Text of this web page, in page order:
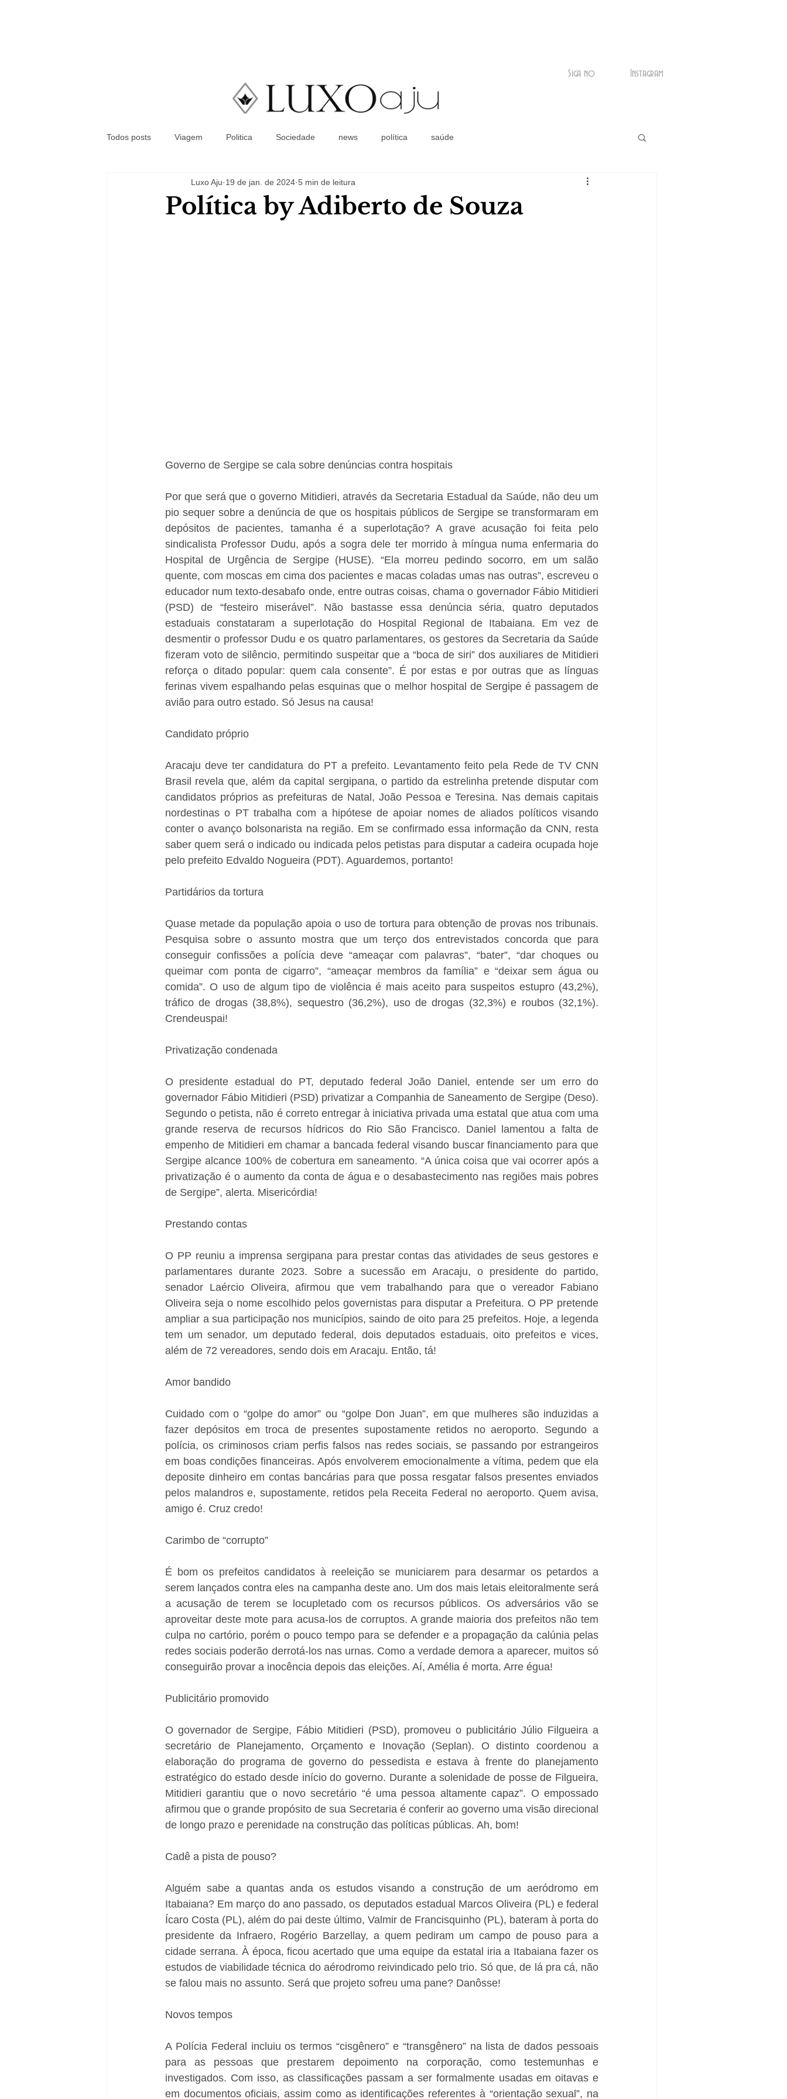
Coluna Social
Siga no Instagram
Todos posts Viagem Politica Sociedade news política saúde
Política by Adiberto de Souza
Luxo Aju 19 de jan. de 2024 5 min de leitura
Governo de Sergipe se cala sobre denúncias contra hospitais
Por que será que o governo Mitidieri, através da Secretaria Estadual da Saúde, não deu um
pio sequer sobre a denúncia de que os hospitais públicos de Sergipe se transformaram em
depósitos de pacientes, tamanha é a superlotação? A grave acusação foi feita pelo
sindicalista Professor Dudu, após a sogra dele ter morrido à míngua numa enfermaria do
Hospital de Urgência de Sergipe (HUSE). “Ela morreu pedindo socorro, em um salão
quente, com moscas em cima dos pacientes e macas coladas umas nas outras”, escreveu o
educador num texto-desabafo onde, entre outras coisas, chama o governador Fábio Mitidieri
(PSD) de “festeiro miserável”. Não bastasse essa denúncia séria, quatro deputados
estaduais constataram a superlotação do Hospital Regional de Itabaiana. Em vez de
desmentir o professor Dudu e os quatro parlamentares, os gestores da Secretaria da Saúde
fizeram voto de silêncio, permitindo suspeitar que a “boca de siri” dos auxiliares de Mitidieri
reforça o ditado popular: quem cala consente”. É por estas e por outras que as línguas
ferinas vivem espalhando pelas esquinas que o melhor hospital de Sergipe é passagem de
avião para outro estado. Só Jesus na causa!
Candidato próprio
Aracaju deve ter candidatura do PT a prefeito. Levantamento feito pela Rede de TV CNN
Brasil revela que, além da capital sergipana, o partido da estrelinha pretende disputar com
candidatos próprios as prefeituras de Natal, João Pessoa e Teresina. Nas demais capitais
nordestinas o PT trabalha com a hipótese de apoiar nomes de aliados políticos visando
conter o avanço bolsonarista na região. Em se confirmado essa informação da CNN, resta
saber quem será o indicado ou indicada pelos petistas para disputar a cadeira ocupada hoje
pelo prefeito Edvaldo Nogueira (PDT). Aguardemos, portanto!
Partidários da tortura
Quase metade da população apoia o uso de tortura para obtenção de provas nos tribunais.
Pesquisa sobre o assunto mostra que um terço dos entrevistados concorda que para
conseguir confissões a polícia deve “ameaçar com palavras”, “bater”, “dar choques ou
queimar com ponta de cigarro”, “ameaçar membros da família” e “deixar sem água ou
comida”. O uso de algum tipo de violência é mais aceito para suspeitos estupro (43,2%),
tráfico de drogas (38,8%), sequestro (36,2%), uso de drogas (32,3%) e roubos (32,1%).
Crendeuspai!
Privatização condenada
O presidente estadual do PT, deputado federal João Daniel, entende ser um erro do
governador Fábio Mitidieri (PSD) privatizar a Companhia de Saneamento de Sergipe (Deso).
Segundo o petista, não é correto entregar à iniciativa privada uma estatal que atua com uma
grande reserva de recursos hídricos do Rio São Francisco. Daniel lamentou a falta de
empenho de Mitidieri em chamar a bancada federal visando buscar financiamento para que
Sergipe alcance 100% de cobertura em saneamento. “A única coisa que vai ocorrer após a
privatização é o aumento da conta de água e o desabastecimento nas regiões mais pobres
de Sergipe”, alerta. Misericórdia!
Prestando contas
O PP reuniu a imprensa sergipana para prestar contas das atividades de seus gestores e
parlamentares durante 2023. Sobre a sucessão em Aracaju, o presidente do partido,
senador Laércio Oliveira, afirmou que vem trabalhando para que o vereador Fabiano
Oliveira seja o nome escolhido pelos governistas para disputar a Prefeitura. O PP pretende
ampliar a sua participação nos municípios, saindo de oito para 25 prefeitos. Hoje, a legenda
tem um senador, um deputado federal, dois deputados estaduais, oito prefeitos e vices,
além de 72 vereadores, sendo dois em Aracaju. Então, tá!
Amor bandido
Cuidado com o “golpe do amor” ou “golpe Don Juan”, em que mulheres são induzidas a
fazer depósitos em troca de presentes supostamente retidos no aeroporto. Segundo a
polícia, os criminosos criam perfis falsos nas redes sociais, se passando por estrangeiros
em boas condições financeiras. Após envolverem emocionalmente a vítima, pedem que ela
deposite dinheiro em contas bancárias para que possa resgatar falsos presentes enviados
pelos malandros e, supostamente, retidos pela Receita Federal no aeroporto. Quem avisa,
amigo é. Cruz credo!
Carimbo de “corrupto”
É bom os prefeitos candidatos à reeleição se municiarem para desarmar os petardos a
serem lançados contra eles na campanha deste ano. Um dos mais letais eleitoralmente será
a acusação de terem se locupletado com os recursos públicos. Os adversários vão se
aproveitar deste mote para acusa-los de corruptos. A grande maioria dos prefeitos não tem
culpa no cartório, porém o pouco tempo para se defender e a propagação da calúnia pelas
redes sociais poderão derrotá-los nas urnas. Como a verdade demora a aparecer, muitos só
conseguirão provar a inocência depois das eleições. Aí, Amélia é morta. Arre égua!
Publicitário promovido
O governador de Sergipe, Fábio Mitidieri (PSD), promoveu o publicitário Júlio Filgueira a
secretário de Planejamento, Orçamento e Inovação (Seplan). O distinto coordenou a
elaboração do programa de governo do pessedista e estava à frente do planejamento
estratégico do estado desde início do governo. Durante a solenidade de posse de Filgueira,
Mitidieri garantiu que o novo secretário “é uma pessoa altamente capaz”. O empossado
afirmou que o grande propósito de sua Secretaria é conferir ao governo uma visão direcional
de longo prazo e perenidade na construção das políticas públicas. Ah, bom!
Cadê a pista de pouso?
Alguém sabe a quantas anda os estudos visando a construção de um aeródromo em
Itabaiana? Em março do ano passado, os deputados estadual Marcos Oliveira (PL) e federal
Ícaro Costa (PL), além do pai deste último, Valmir de Francisquinho (PL), bateram à porta do
presidente da Infraero, Rogério Barzellay, a quem pediram um campo de pouso para a
cidade serrana. À época, ficou acertado que uma equipe da estatal iria a Itabaiana fazer os
estudos de viabilidade técnica do aérodromo reivindicado pelo trio. Só que, de lá pra cá, não
se falou mais no assunto. Será que projeto sofreu uma pane? Danôsse!
Novos tempos
A Polícia Federal incluiu os termos “cisgênero” e “transgênero” na lista de dados pessoais
para as pessoas que prestarem depoimento na corporação, como testemunhas e
investigados. Com isso, as classificações passam a ser formalmente usadas em oitavas e
em documentos oficiais, assim como as identificações referentes à “orientação sexual”, na